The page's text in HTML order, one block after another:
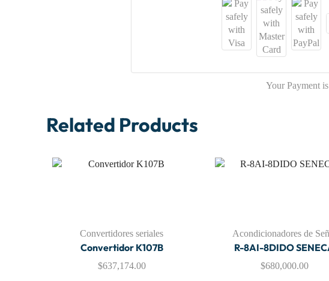
Your Payment is
Related Products
Convertidores seriales
Convertidor K107B
$637,174.00
Acondicionadores de
R-8AI-8DIDO
$680,000.00